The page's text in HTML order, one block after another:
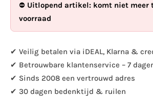
SneeuwhaasSneeuwhaas
⛔ Uitlopend artikel: komt niet meer
voorraad
✔ Veilig betalen via iDEAL, Klarna &
✔ Betrouwbare klantenservice – 7
✔ Sinds 2008 een vertrouwd adres
✔ 30 dagen bedenktijd & ruilen